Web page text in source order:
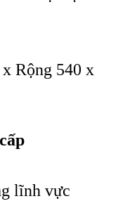
Rộng 540 x
lĩnh vực